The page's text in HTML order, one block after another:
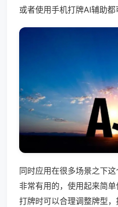
或者使用手机打牌AI辅助都
同时应用在很多场景之下
非常有用的，使用起来简
打牌时可以合理调整牌型